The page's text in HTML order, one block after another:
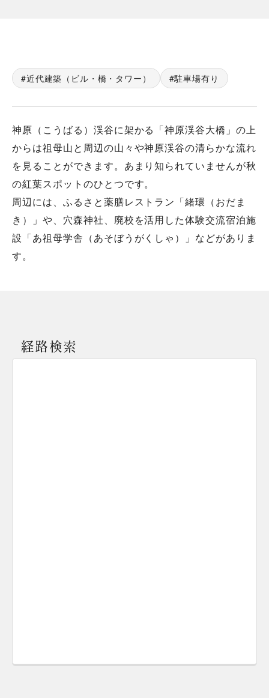
近代建築（ビル・橋・タワー） 駐車場有り
神原（こうばる）渓谷に架かる「神原渓谷大橋」の上
からは祖母山と周辺の山々や神原渓谷の清らかな流れ
を見ることができます。あまり知られていませんが秋
の紅葉スポットのひとつです。
周辺には、ふるさと薬膳レストラン「緒環（おだま
き）」や、穴森神社、廃校を活用した体験交流宿泊施
設「あ祖母学舎（あそぼうがくしゃ）」などがありま
す。
経路検索